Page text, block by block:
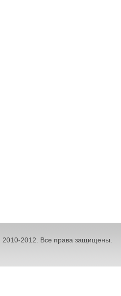
2010-2012. Все права защищены.